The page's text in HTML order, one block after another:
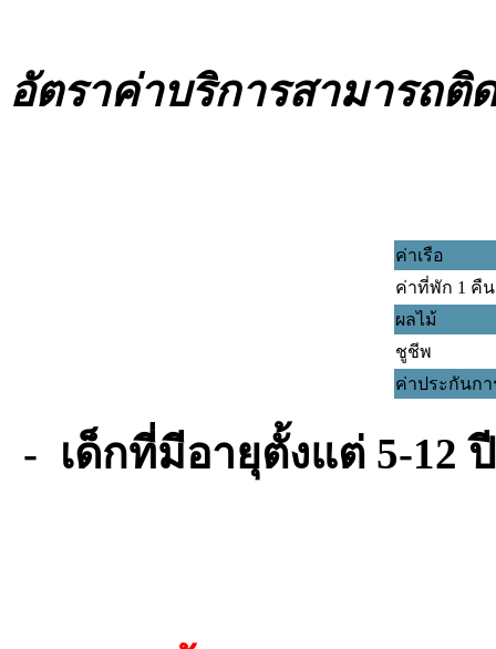
อัตราค่าบริการสามารถติ
ค่าเรือ
ค่าที่พัก 1 คืน
ผลไม้
ชูชีพ
ค่าประกันก
- เด็กที่มีอายุตั้งแต่ 5-12